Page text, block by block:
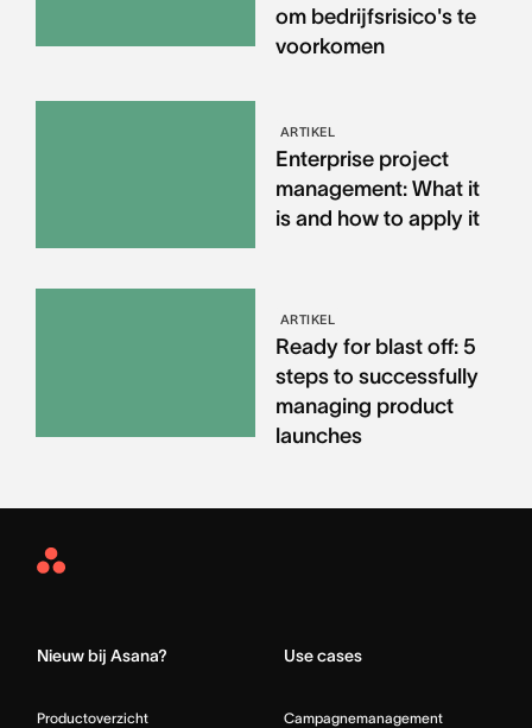
om bedrijfsrisico's te
voorkomen
ARTIKEL
Enterprise project
management: What it
is and how to apply it
ARTIKEL
Ready for blast off: 5
steps to successfully
managing product
launches
Asana
Nieuw bij Asana?
Productoverzicht
Use cases
Campagnemanagement